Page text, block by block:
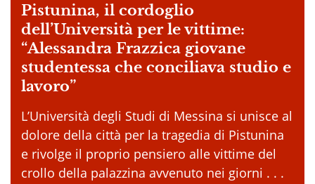
Pistunina, il cordoglio
dell’Università per le vittime:
“Alessandra Frazzica giovane
studentessa che conciliava studio e
lavoro”
L’Università degli Studi di Messina si unisce al
dolore della città per la tragedia di Pistunina
e rivolge il proprio pensiero alle vittime del
crollo della palazzina avvenuto nei giorni . . .